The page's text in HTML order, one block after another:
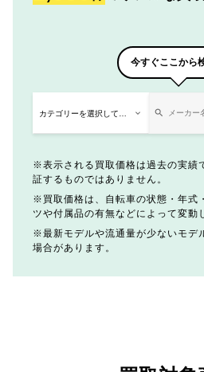
今すぐここから
表示される買取価格は過去の実績
証するものではありません。
買取価格は、自転車の状態・年式
ツや付属品の有無などによって変動
最新モデルや流通量が少ないモデ
場合があります。